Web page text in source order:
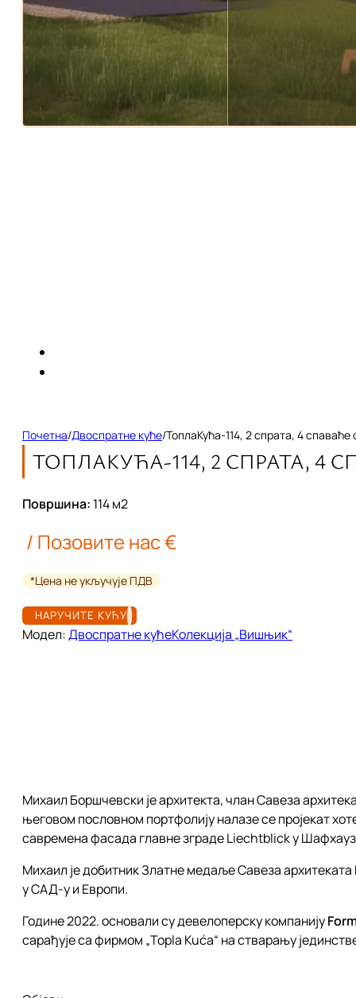
Почетна/Двоспратне куће/ТоплаКућа-114, 2 спрата, 4
ТОПЛАКУЋА-114, 2 СПРАТА, 4
Површина: 114м2
/ Позовите нас €
*Цена не укључује ПДВ
НАРУЧИТЕ КУЋУ
Модел:Двоспратне кућеКолекција „Вишњик“
Михаил Боршчевски је архитекта, члан Савеза
његовом пословном портфолију налазе се пројекат
савремена фасада главне зграде Liechtblick у
Михаил је добитник Златне медаље Савеза
у САД-у и Европи.
Године 2022. основали су девелоперску компанију
сарађује са фирмом „Topla Kuća“ на стварању